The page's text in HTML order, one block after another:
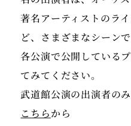
著名アーティストのラ
ど、さまざまなシーン
各公演で公開している
てみてください。
武道館公演の出演者の
こちらから